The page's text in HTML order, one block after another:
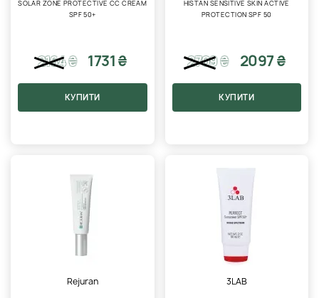
SOLAR ZONE PROTECTIVE CC CREAM
SPF 50+
2164₴ 1731 ₴
КУПИТИ
HISTAN SENSITIVE SKIN ACTIVE
PROTECTION SPF 50
2709₴ 2097 ₴
КУПИТИ
Rejuran 3LAB